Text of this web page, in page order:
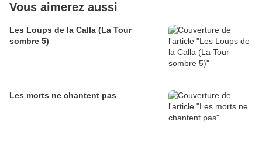
Vous aimerez aussi
Les Loups de la Calla (La Tour
sombre 5)
Les morts ne chantent pas